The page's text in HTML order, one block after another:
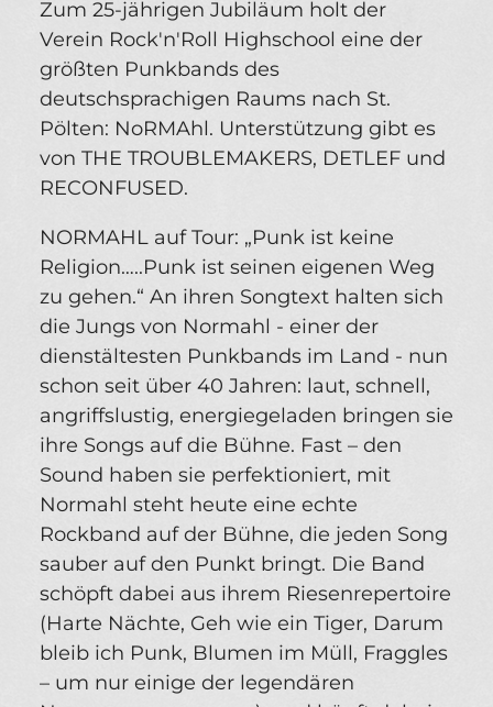
Zum 25-jährigen Jubiläum holt der
Verein Rock'n'Roll Highschool eine der
größten Punkbands des
deutschsprachigen Raums nach St.
Pölten: NoRMAhl. Unterstützung gibt es
von THE TROUBLEMAKERS, DETLEF und
RECONFUSED.
NORMAHL auf Tour: „Punk ist keine
Religion…..Punk ist seinen eigenen Weg
zu gehen.“ An ihren Songtext halten sich
die Jungs von Normahl - einer der
dienstältesten Punkbands im Land - nun
schon seit über 40 Jahren: laut, schnell,
angriffslustig, energiegeladen bringen sie
ihre Songs auf die Bühne. Fast – den
Sound haben sie perfektioniert, mit
Normahl steht heute eine echte
Rockband auf der Bühne, die jeden Song
sauber auf den Punkt bringt. Die Band
schöpft dabei aus ihrem Riesenrepertoire
(Harte Nächte, Geh wie ein Tiger, Darum
bleib ich Punk, Blumen im Müll, Fraggles
– um nur einige der legendären